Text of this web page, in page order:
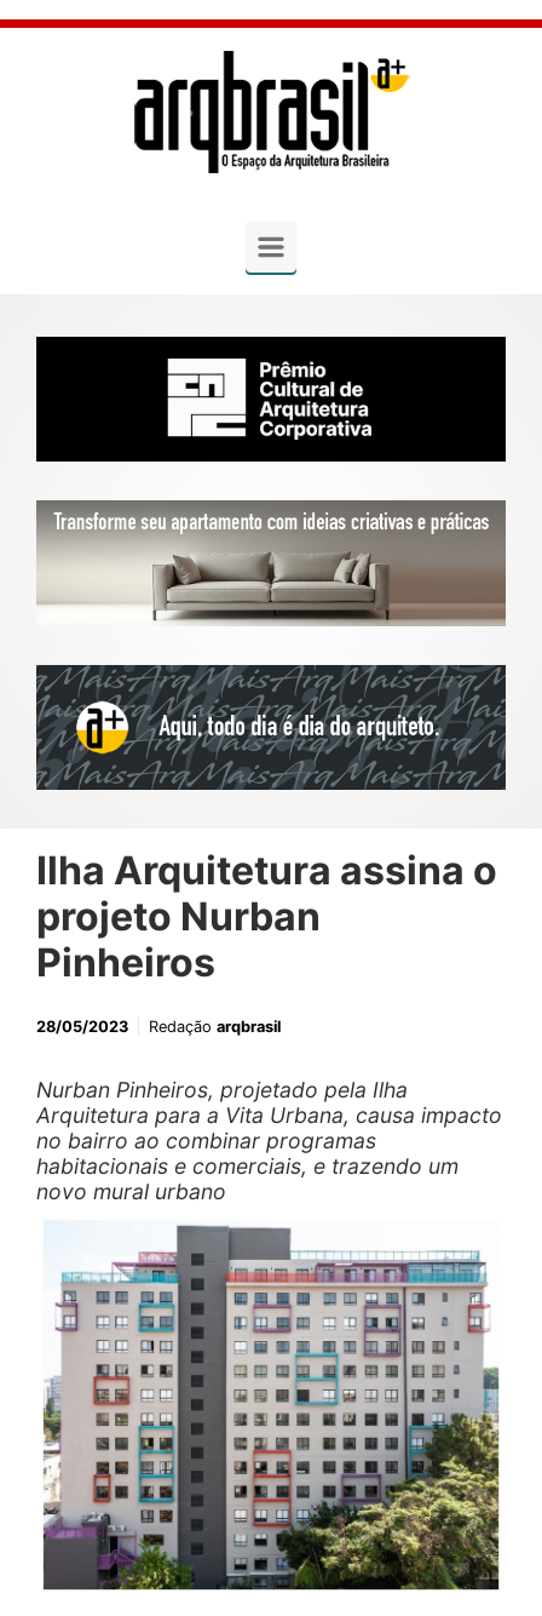
Skip to main content
Ilha Arquitetura assina o
projeto Nurban
Pinheiros
28/05/2023 Redação arqbrasil
Nurban Pinheiros, projetado pela Ilha
Arquitetura para a Vita Urbana, causa impacto
no bairro ao combinar programas
habitacionais e comerciais, e trazendo um
novo mural urbano